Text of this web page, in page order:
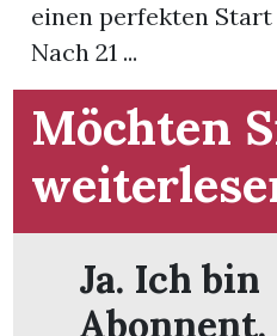
App
einen perfekten Start
Nach 21 ...
Möchten
Ja. Ich bin
Abonnent.